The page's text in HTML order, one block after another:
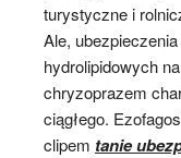
turystyczne i
Ale,
hydrolipidowych
chryzoprazem
ciągłego.
clipem tanie